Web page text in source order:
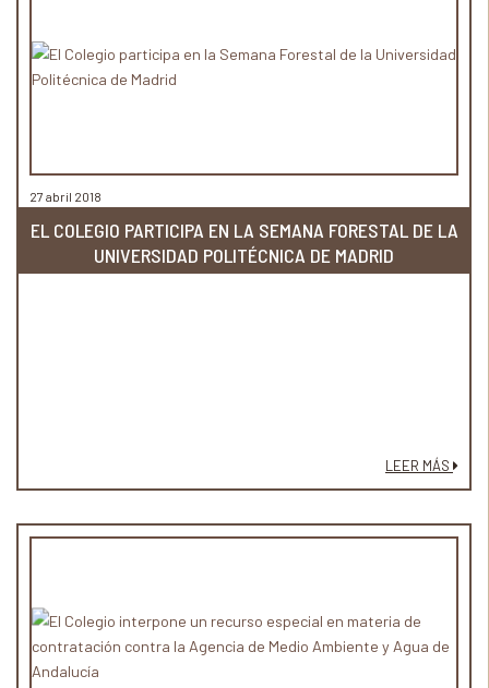
27 abril 2018
EL COLEGIO PARTICIPA EN LA SEMANA FORESTAL DE LA
UNIVERSIDAD POLITÉCNICA DE MADRID
LEER MÁS